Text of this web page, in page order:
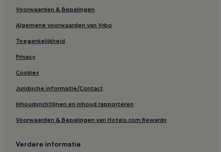
Voorwaarden & Bepalingen
Algemene voorwaarden van Vrbo
Toegankelijkheid
Privacy
Cookies
Juridische informatie/Contact
Inhoudsrichtlijnen en inhoud rapporteren
Voorwaarden & Bepalingen van Hotels.com Rewards
Verdere informatie